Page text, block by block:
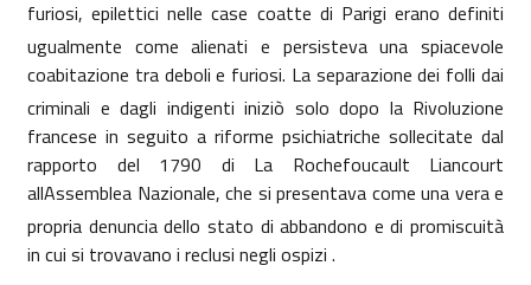
furiosi, epilettici nelle case coatte di Parigi erano definiti
ugualmente come alienati e persisteva una spiacevole
coabitazione tra deboli e furiosi. La separazione dei folli dai
criminali e dagli indigenti iniziò solo dopo la Rivoluzione
francese in seguito a riforme psichiatriche sollecitate dal
rapporto del 1790 di La Rochefoucault Liancourt
allAssemblea Nazionale, che si presentava come una vera e
propria denuncia dello stato di abbandono e di promiscuità
in cui si trovavano i reclusi negli ospizi .